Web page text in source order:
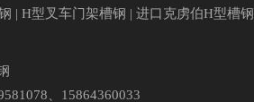
| H型叉车门架槽钢 | 进口克虏伯H型槽钢
、15864360033